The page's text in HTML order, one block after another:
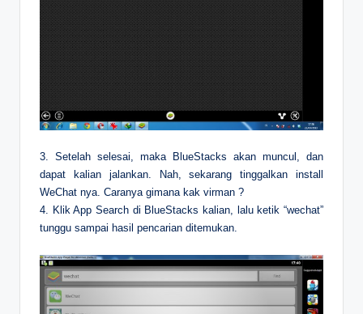
3. Setelah selesai, maka BlueStacks akan muncul, dan
dapat kalian jalankan. Nah, sekarang tinggalkan install
WeChat nya. Caranya gimana kak virman ?
4. Klik App Search di BlueStacks kalian, lalu ketik “wechat”
tunggu sampai hasil pencarian ditemukan.